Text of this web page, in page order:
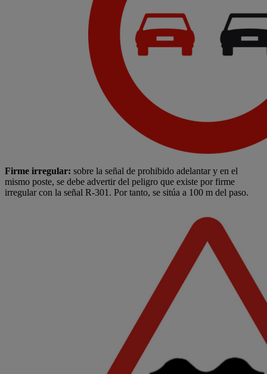
Firme irregular: sobre la señal de prohibido adelantar y en el
mismo poste, se debe advertir del peligro que existe por firme
irregular con la señal R-301. Por tanto, se sitúa a 100 m del paso.